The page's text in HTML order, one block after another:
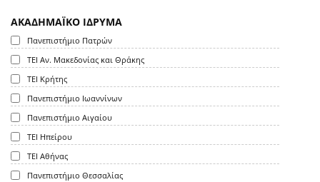
ΑΚΑΔΗΜΑΪΚΟ ΙΔΡΥΜΑ
Πανεπιστήμιο Πατρών
ΤΕΙ Αν. Μακεδονίας και Θράκης
ΤΕΙ Κρήτης
Πανεπιστήμιο Ιωαννίνων
Πανεπιστήμιο Αιγαίου
ΤΕΙ Ηπείρου
ΤΕΙ Αθήνας
Πανεπιστήμιο Θεσσαλίας